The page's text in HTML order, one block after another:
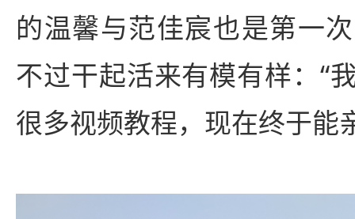
的温馨与范佳宸也是第一
不过干起活来有模有样：“
很多视频教程，现在终于能